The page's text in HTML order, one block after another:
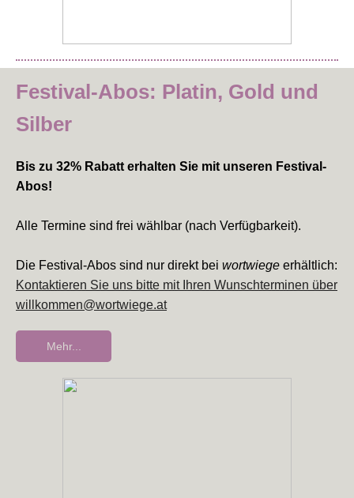
Festival-Abos: Platin, Gold und
Silber
Bis zu 32% Rabatt erhalten Sie mit unseren Festival-
Abos!
Alle Termine sind frei wählbar (nach Verfügbarkeit).
Die Festival-Abos sind nur direkt bei wortwiege erhältlich:
Kontaktieren Sie uns bitte mit Ihren Wunschterminen über
willkommen@wortwiege.at
Mehr...